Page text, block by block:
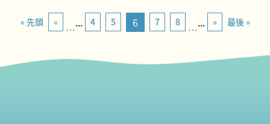
« 先頭 « ... 4 5 6 7 8 ... » 最後 »